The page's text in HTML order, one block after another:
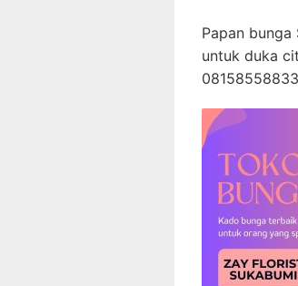
Papan
untuk duka